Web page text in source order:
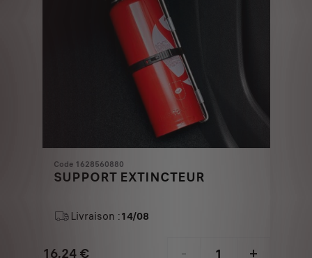
Code 1628560880
SUPPORT EXTINCTEUR
Livraison :14/08
16,24 € - +